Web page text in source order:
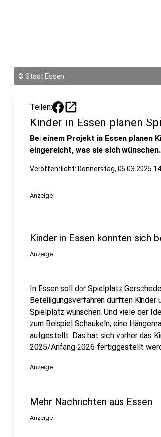
© Stadt Essen
Teilen: open_in_new
Kinder in Essen planen
Bei einem Projekt in Essen planen
eingereicht, was sie sich wünschen.
Veröffentlicht: Donnerstag, 06.03.2025
Anzeige
Kinder in Essen konnten sich
Anzeige
In Essen soll der Spielplatz
Beteiligungsverfahren durften Kinder
Spielplatz wünschen. Und viele der
zum Beispiel Schaukeln, eine
aufgestellt. Das hat sich vorher das
2025/Anfang 2026 fertiggestellt
Anzeige
Mehr Nachrichten aus Essen
Anzeige